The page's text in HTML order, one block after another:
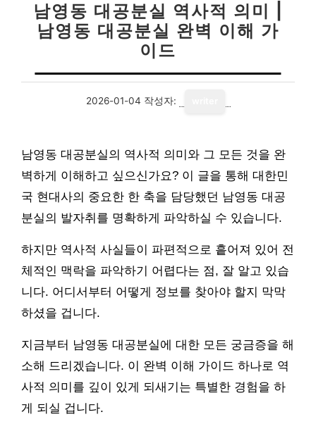
남영동 대공분실 역사적 의미 |
남영동 대공분실 완벽 이해 가
이드
2026-01-04 작성자:
남영동 대공분실의 역사적 의미와 그 모든 것을 완
벽하게 이해하고 싶으신가요? 이 글을 통해 대한민
국 현대사의 중요한 한 축을 담당했던 남영동 대공
분실의 발자취를 명확하게 파악하실 수 있습니다.
하지만 역사적 사실들이 파편적으로 흩어져 있어 전
체적인 맥락을 파악하기 어렵다는 점, 잘 알고 있습
니다. 어디서부터 어떻게 정보를 찾아야 할지 막막
하셨을 겁니다.
지금부터 남영동 대공분실에 대한 모든 궁금증을 해
소해 드리겠습니다. 이 완벽 이해 가이드 하나로 역
사적 의미를 깊이 있게 되새기는 특별한 경험을 하
게 되실 겁니다.